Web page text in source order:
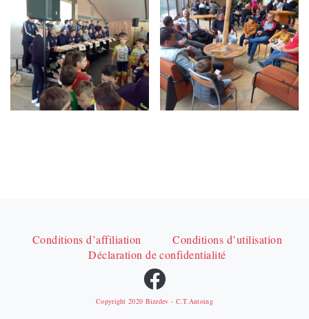
Conditions d’affiliation
Conditions d’utilisation
Déclaration de confidentialité
Copyright 2020 Bizzdev - C.T.Antoing